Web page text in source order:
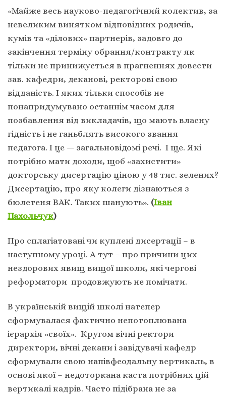
«Майже весь науково-педагогічний колектив, за
невеликим винятком відповідних родичів,
кумів та «ділових» партнерів, задовго до
закінчення терміну обрання/контракту як
тільки не принижується в прагненнях довести
зав. кафедри, деканові, ректорові свою
відданість. І яких тільки способів не
понапридумувано останнім часом для
позбавлення від викладачів, що мають власну
гідність і не ганьблять високого звання
педагога. І це — загальновідомі речі. І ще. Які
потрібно мати доходи, щоб «захистити»
докторську дисертацію ціною у 48 тис. зелених?
Дисертацію, про яку колеги дізнаються з
бюлетеня ВАК. Таких шанують». (Іван
Пахольчук)
Про сплагіатовані чи куплені дисертації – в
наступному уроці. А тут – про причини цих
нездорових явищ вищої школи, які чергові
реформатори продовжують не помічати.
В українській вищій школі натепер
сформувалася фактично непотоплювана
ієрархія «своїх». Кругом вічні ректори-
директори, вічні декани і завідувачі кафедр
сформували свою напівфеодальну вертикаль, в
основі якої – недоторкана каста потрібних цій
вертикалі кадрів. Часто підібрана не за